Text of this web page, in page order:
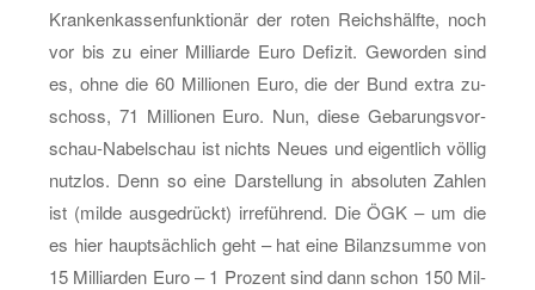
Par­
tei­
po­
li­
tik
in
den
Kran­
ken­
Kran­ken­kas­sen­funk­tio­när der roten Reichs­hälf­te, noch
vor bis zu einer Mil­li­ar­de Euro De­fi­zit. Ge­wor­den sind
es, ohne die 60 Mil­lio­nen Euro, die der Bund extra zu­
schoss, 71 Mil­lio­nen Euro. Nun, diese Ge­ba­rungs­vor­
schau-Na­bel­schau ist nichts Neues und ei­gent­lich völ­lig
nutz­los. Denn so eine Dar­stel­lung in ab­so­lu­ten Zah­len
ist (milde aus­ge­drückt) ir­re­füh­rend. Die ÖGK – um die
es hier haupt­säch­lich geht – hat eine Bi­lanz­sum­me von
15 Mil­li­ar­den Euro – 1 Pro­zent sind dann schon 150 Mil­